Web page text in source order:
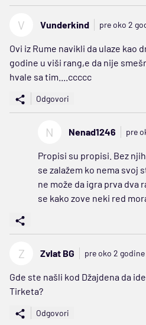
V Vunderkind pre oko 2
Ovi iz Rume navikli da ulaze kao
godine u viši rang,e da nije
hvale sa tim....ccccc
Odgovori
N Nenad1246 pre
Propisi su propisi. Bez
se zalažem ko nema svoj
ne može da igra prva dva
se kako zove neki red
Z Zvlat BG pre oko 2 godine
Gde ste našli kod Džajdena da
Tirketa?
Odgovori